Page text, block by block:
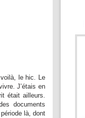
le hic. Le
J’étais en
était ailleurs.
documents
là, dont